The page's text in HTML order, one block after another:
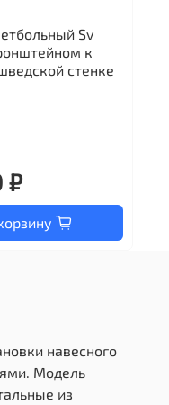
Sv
к
стенке
₽
навесного
Модель
из